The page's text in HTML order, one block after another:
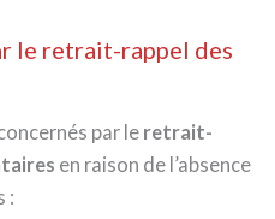
le retrait-rappel des
par le retrait-
en raison de l’absence
: